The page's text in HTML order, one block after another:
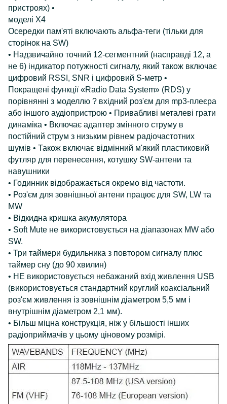
пристроях) •
моделі X4
Осередки пам'яті включають альфа-теги (тільки для
сторінок на SW)
• Надзвичайно точний 12-сегментний (насправді 12, а
не 6) індикатор потужності сигналу, який також включає
цифровий RSSI, SNR і цифровий S-метр •
Покращені функції «Radio Data System» (RDS) у
порівнянні з моделлю ? вхідний роз'єм для mp3-плеєра
або іншого аудіопристрою • Привабливі металеві грати
динаміка • Включає адаптер змінного струму в
постійний струм з низьким рівнем радіочастотних
шумів • Також включає відмінний м'який пластиковий
футляр для перенесення, котушку SW-антени та
навушники
• Годинник відображається окремо від частоти.
• Роз'єм для зовнішньої антени працює для SW, LW та
MW
• Відкидна кришка акумулятора
• Soft Mute не використовується на діапазонах MW або
SW.
• Три таймери будильника з повтором сигналу плюс
таймер сну (до 90 хвилин)
• НЕ використовується небажаний вхід живлення USB
(використовується стандартний круглий коаксіальний
роз'єм живлення із зовнішнім діаметром 5,5 мм і
внутрішнім діаметром 2,1 мм).
• Більш міцна конструкція, ніж у більшості інших
радіоприймачів у цьому ціновому розмірі.